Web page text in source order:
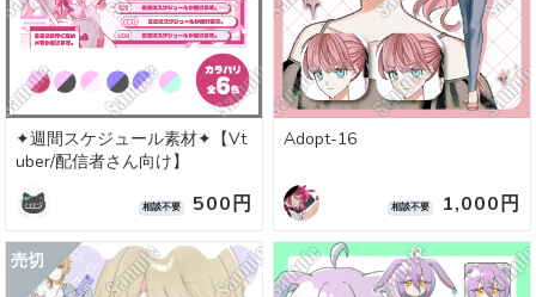
✦週間スケジュール素材✦【Vt
uber/配信者さん向け】
相談不要 500円
Adopt-16
相談不要 1,000円